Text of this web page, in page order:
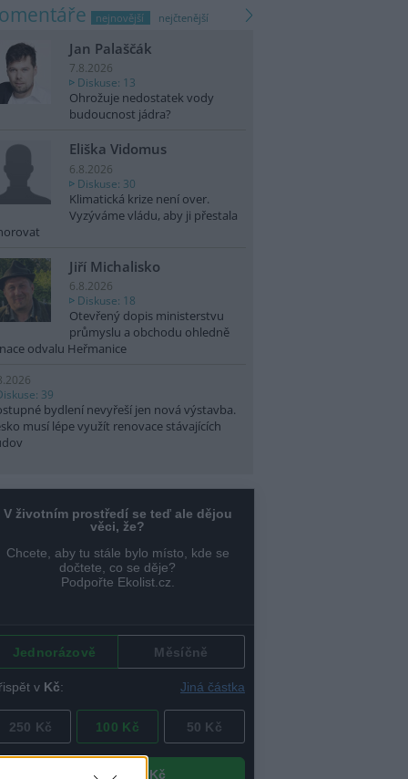
nejnovější nejčtenější
Jan Palaščák
7.8.2026
Diskuse: 13
Ohrožuje nedostatek vody
budoucnost jádra?
Eliška Vidomus
6.8.2026
Diskuse: 30
Klimatická krize není over.
Vyzýváme vládu, aby ji přestala
Jiří Michalisko
6.8.2026
Diskuse: 18
Otevřený dopis ministerstvu
průmyslu a obchodu ohledně
odvalu Heřmanice
39
bydlení nevyřeší jen nová výstavba.
musí lépe využít renovace stávajících